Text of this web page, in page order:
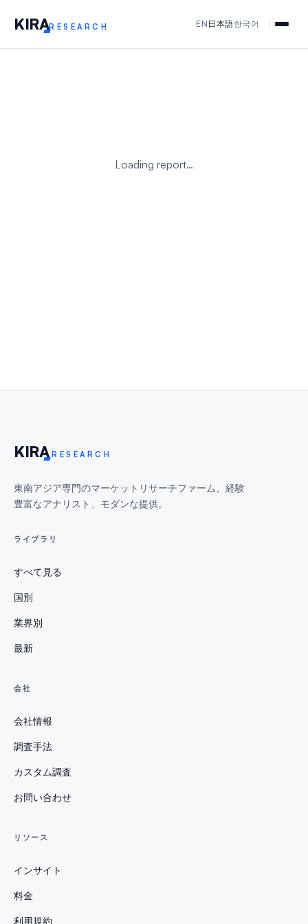
KIRARESEARCH EN 日本語한국어
Loading report…
KIRA RESEARCH
東南アジア専門のマーケットリサーチファーム。経験
豊富なアナリスト、モダンな提供。
ライブラリ
すべて見る
国別
業界別
最新
会社
会社情報
調査手法
カスタム調査
お問い合わせ
リソース
インサイト
料金
利用規約